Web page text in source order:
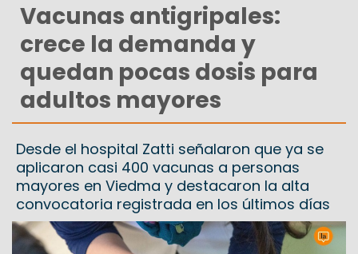
Vacunas antigripales:
crece la demanda y
quedan pocas dosis para
adultos mayores
Desde el hospital Zatti señalaron que ya se
aplicaron casi 400 vacunas a personas
mayores en Viedma y destacaron la alta
convocatoria registrada en los últimos días